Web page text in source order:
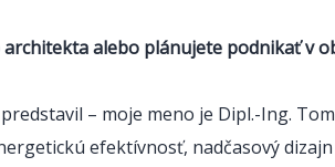
alebo plánujete podnikať v
predstavil – moje meno je Dipl.-Ing.
efektívnosť, nadčasový